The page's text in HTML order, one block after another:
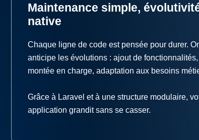
Maintenance simple,
native
Chaque ligne de code est pensée pour durer.
anticipe les évolutions : ajout de fonctionnalités,
montée en charge, adaptation aux besoins
Grâce à Laravel et à une structure modulaire,
application grandit sans se casser.